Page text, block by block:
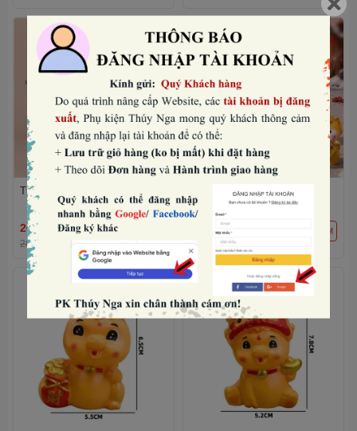
Tượng ngựa có cánh-TRẮNG.
26.880₫
28.000₫
Set nhựa đặc- 5 tượng bé
ngựa vàng mini mix mẫu.
30.720₫
32.000₫ -4%
THÊM